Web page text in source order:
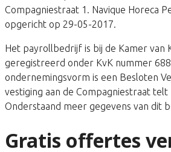
Compagniestraat 1. Navique Horeca
opgericht op 29-05-2017.
Het payrollbedrijf is bij de Kamer van
geregistreerd onder KvK nummer
ondernemingsvorm is een Besloten
vestiging aan de Compagniestraat
Onderstaand meer gegevens van dit
Gratis offertes